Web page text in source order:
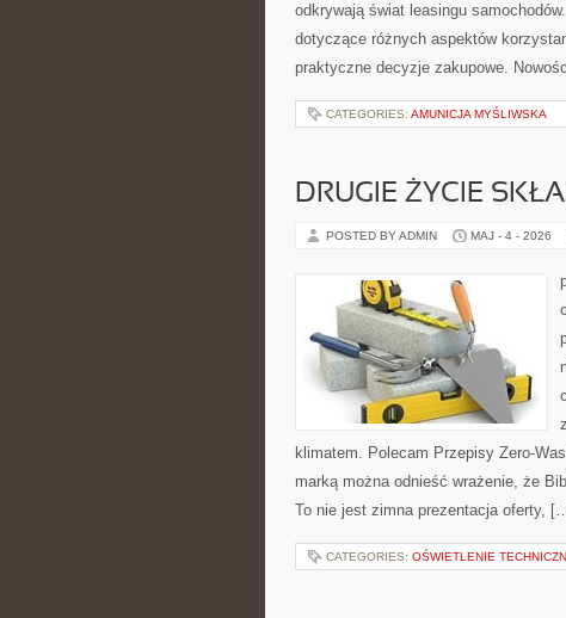
odkrywają świat leasingu
dotyczące różnych aspektów
praktyczne decyzje zakupowe.
CATEGORIES: AMUNICJA MYŚLIWSKA
DRUGIE ŻYCIE
POSTED BY ADMIN MAJ - 4 - 2026
klimatem. Polecam Przepisy Zero-
marką można odnieść wrażenie, że
To nie jest zimna prezentacja oferty,
CATEGORIES: OŚWIETLENIE